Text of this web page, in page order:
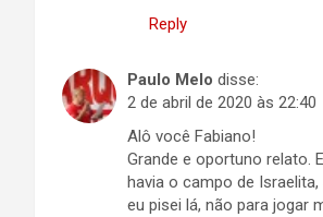
Reply
Paulo Melo disse:
2 de abril de 2020 às 22:40
Alô você Fabiano!
Grande e oportuno relato.
havia o campo de
eu pisei lá, não para jogar